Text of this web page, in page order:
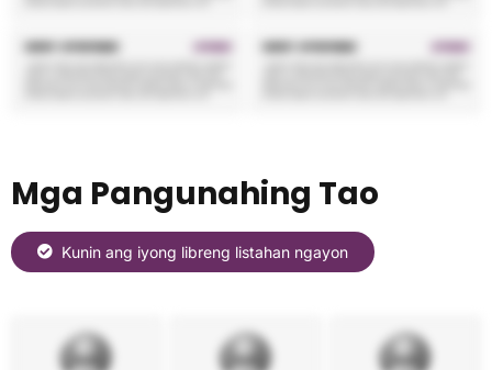
Mga Pangunahing Tao
Kunin ang iyong libreng listahan ngayon